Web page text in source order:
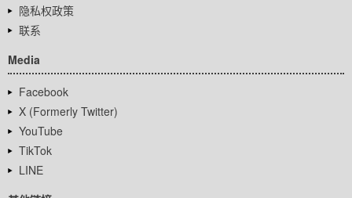
隐私权政策
联系
Media
Facebook
X (Formerly Twitter)
YouTube
TikTok
LINE